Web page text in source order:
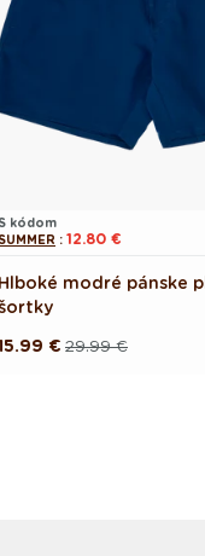
kódom
: 12.80 €
Hlboké modré pánske
29.99 €
€